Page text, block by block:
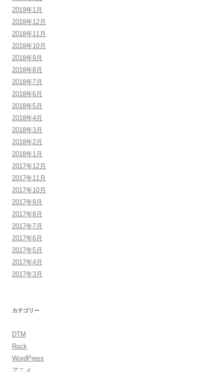
2019年1月
2018年12月
2018年11月
2018年10月
2018年9月
2018年8月
2018年7月
2018年6月
2018年5月
2018年4月
2018年3月
2018年2月
2018年1月
2017年12月
2017年11月
2017年10月
2017年9月
2017年8月
2017年7月
2017年6月
2017年5月
2017年4月
2017年3月
カテゴリー
DTM
Rock
WordPress
アニメ